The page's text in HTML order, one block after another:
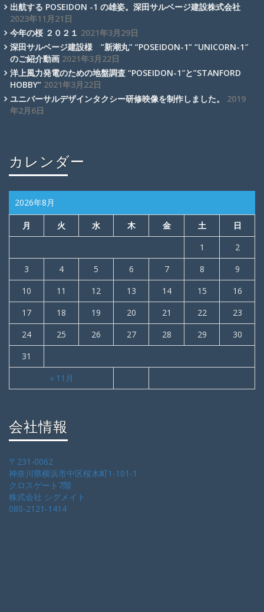
出航する POSEIDON -1 の雄姿。深田サルベージ建設株式会社
2023年11月21日
今年の桜 ２０２１ 2021年3月29日
深田サルベージ建設様 ”新潮丸” “POSEIDON-1” “UNICORN-1″
のご紹介動画 2021年3月22日
洋上風力発電のための地盤調査 “POSEIDON-1″と”STANFORD
HOBBY” 2021年3月22日
ユニバーサルデザインタクシー研修映像を制作しました。
2019
年2月6日
カレンダー
2026年8月
月 火 水 木 金 土 日
« 11月
1
2
3
4 5 6 7 8
9
10
11 12 13 14 15
16
17
18 19 20 21 22
23
24
25 26 27 28 29
30
31
会社情報
〒231-0062
神奈川県横浜市中区桜木町1-101-1
クロスゲート7階
株式会社 シグメイト
080-2121-1414